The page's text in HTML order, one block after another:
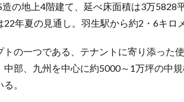
造の地上4階建て、延べ床面積は3万
22年夏の見通し。羽生駅から約2・6キロ
トの一つである、テナントに寄り添った
中部、九州を中心に約5000～1万坪の中
。